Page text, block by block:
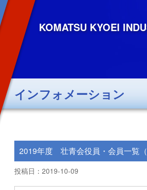
KOMATSU KYOEI
インフォメーション
2019年度 壮青会役員・会員一覧（
投稿日：2019-10-09